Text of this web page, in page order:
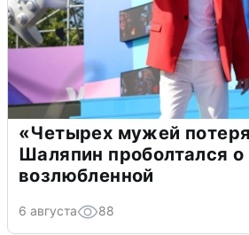
«Четырех мужей
Шаляпин проболтался о
возлюбленной
6 августа 88